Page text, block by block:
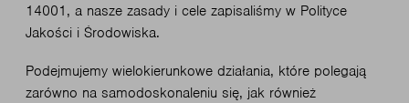
14001, a nasze zasady i cele zapisaliśmy w Polityce
Jakości i Środowiska.
Podejmujemy wielokierunkowe działania, które polegają
zarówno na samodoskonaleniu się, jak również